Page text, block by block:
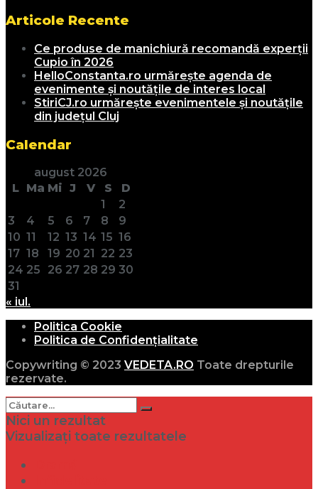
Articole Recente
Ce produse de manichiură recomandă experții
Cupio în 2026
HelloConstanta.ro urmărește agenda de
evenimente și noutățile de interes local
StiriCJ.ro urmărește evenimentele și noutățile
din județul Cluj
Calendar
august 2026
L Ma Mi J V S
D
1
2
3
4 5 6 7 8
9
10 11 12 13 14 15 16
17 18 19 20 21 22 23
24 25 26 27 28 29 30
31
« iul.
Politica Cookie
Politica de Confidențialitate
Copywriting © 2023 VEDETA.RO Toate drepturile
rezervate.
Nici un rezultat
Vizualizați toate rezultatele